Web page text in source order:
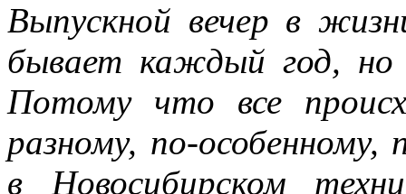
Выпускной вечер в
бывает каждый год, но
Потому что все
разному, по-
в Новосибирском